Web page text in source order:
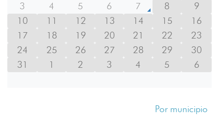
3
4 5 6 7 8
9
10
11 12 13 14 15
16
17
18 19 20 21 22
23
24
25 26 27 28 29
30
31
1 2 3 4 5 6
Por municipio